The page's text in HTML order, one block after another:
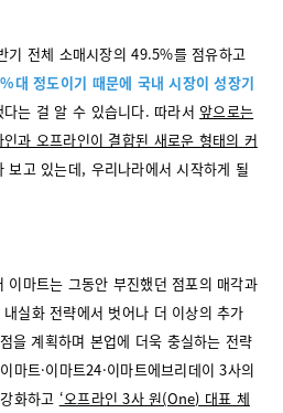
기 전체 소매시장의 49.5%를 점유하고
대 정도이기 때문에 국내 시장이 성장기
다는 걸 알 수 있습니다. 따라서앞으로는
과 오프라인이 결합된 새로운 형태의 커
보고 있는데, 우리나라에서 시작하게 될
이마트는 그동안 부진했던 점포의 매각과
실화 전략에서 벗어나 더 이상의 추가
을 계획하며 본업에 더욱 충실하는 전략
마트·이마트24·이마트에브리데이 3사의
화하고 ‘오프라인 3사 원(One) 대표 체